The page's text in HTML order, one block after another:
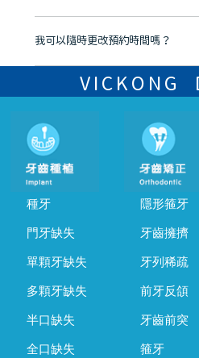
可以。維港口腔會按照當日匯率轉算收
我可以隨時更改預約時間嗎？
可以，請盡早通過wechat或whatsapp
的時間及資料，並且重新預約的日期及時
VICKONG
種牙
門牙缺失
單顆牙缺失
多顆牙缺失
半口缺失
全口缺失
隱形箍牙
牙齒擁擠
牙列稀疏
前牙反頜
牙齒前突
箍牙